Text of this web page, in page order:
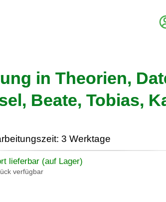
in Theorien,
Beate, Tobias,
3 Werktage
lieferbar (auf Lager)
verfügbar